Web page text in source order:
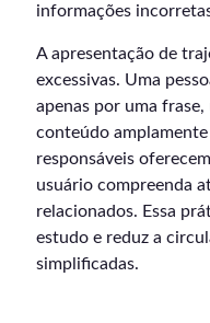
informações
A apresentação de
excessivas. Uma
apenas por uma
conteúdo
responsáveis
usuário compreenda
relacionados. Essa
estudo e reduz a
simplificadas.